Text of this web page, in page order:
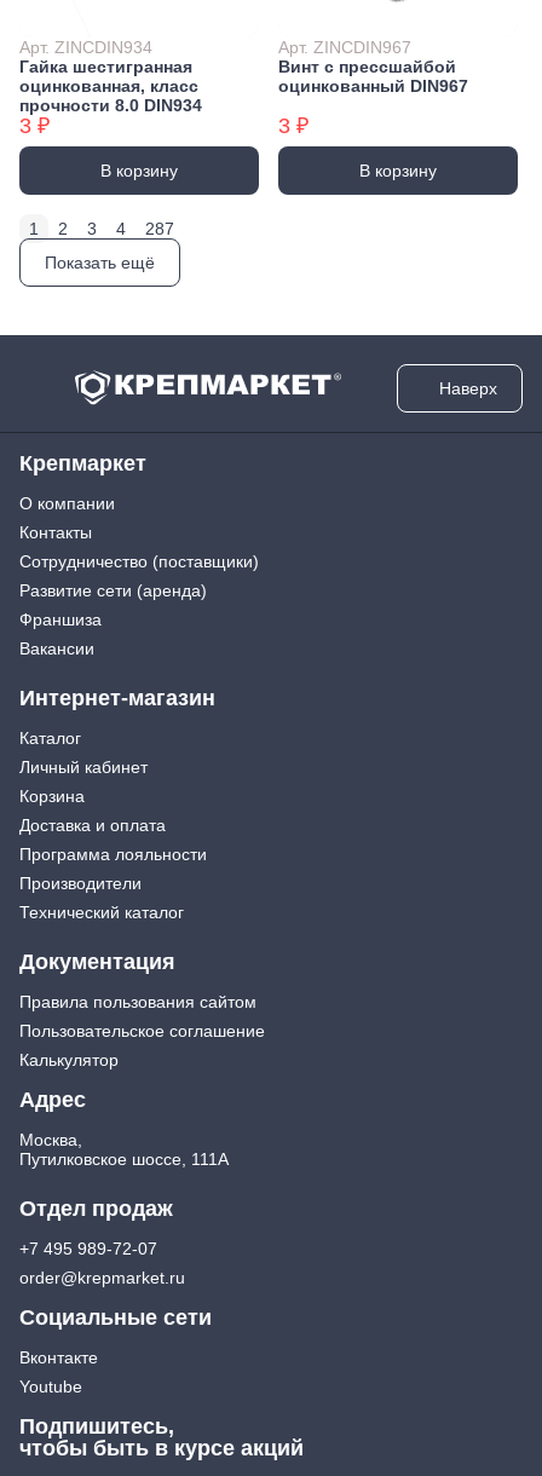
Арт. ZINCDIN934
Гайка шестигранная
оцинкованная, класс
прочности 8.0 DIN934
3 ₽
В корзину
Арт. ZINCDIN967
Винт с прессшайбой
оцинкованный DIN967
3 ₽
В корзину
1 2 3 4
287
Показать ещё
Наверх
Крепмаркет
О компании
Контакты
Сотрудничество (поставщики)
Развитие сети (аренда)
Франшиза
Вакансии
Интернет-магазин
Каталог
Личный кабинет
Корзина
Доставка и оплата
Программа лояльности
Производители
Технический каталог
Документация
Правила пользования сайтом
Пользовательское соглашение
Калькулятор
Адрес
Москва,
Путилковское шоссе, 111А
Отдел продаж
+7 495 989-72-07
order@krepmarket.ru
Социальные сети
Вконтакте
Youtube
Подпишитесь,
чтобы быть в курсе акций